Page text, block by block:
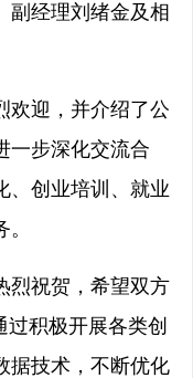
副经理刘绪金及相
欢迎，并介绍了公
一步深化交流合
、创业培训、就业
烈祝贺，希望双方
过积极开展各类创
据技术，不断优化